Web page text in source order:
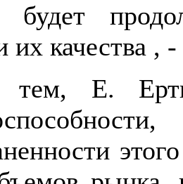
будет
качества ,
Е.